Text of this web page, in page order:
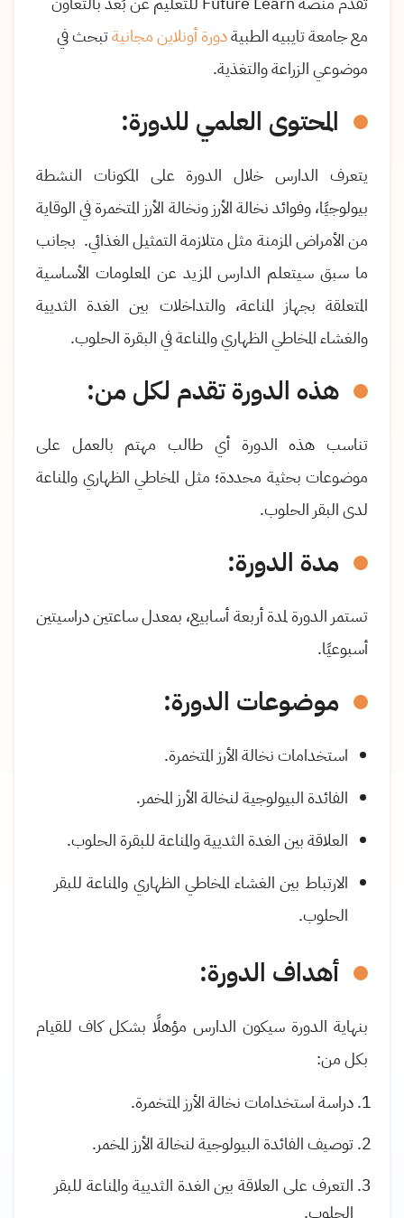
مع جامعة تايبيه الطبيةدورة أونلاين مجانيةتبحث في
موضوعي الزراعة والتغذية.
المحتوى العلمي للدورة:
يتعرف الدارس خلال الدورة على المكونات النشطة
بيولوجيًا، وفوائد نخالة الأرز ونخالة الأرز المتخمرة في الوقاية
من الأمراض المزمنة مثل متلازمة التمثيل الغذائي. بجانب
ما سبق سيتعلم الدارس المزيد عن المعلومات الأساسية
المتعلقة بجهاز المناعة، والتداخلات بين الغدة الثديية
والغشاء المخاطي الظهاري والمناعة في البقرة الحلوب.
هذه الدورة تقدم لكل من:
تناسب هذه الدورة أي طالب مهتم بالعمل على
موضوعات بحثية محددة؛ مثل المخاطي الظهاري والمناعة
لدى البقر الحلوب.
مدة الدورة:
تستمر الدورة لمدة أربعة أسابيع، بمعدل ساعتين دراسيتين
أسبوعيًا.
موضوعات الدورة:
استخدامات نخالة الأرز المتخمرة.
الفائدة البيولوجية لنخالة الأرز المخمر.
العلاقة بين الغدة الثديية والمناعة للبقرة الحلوب.
الارتباط بين الغشاء المخاطي الظهاري والمناعة للبقر
الحلوب.
أهداف الدورة:
بنهاية الدورة سيكون الدارس مؤهلًا بشكل كاف للقيام
بكل من:
دراسة استخدامات نخالة الأرز المتخمرة.
توصيف الفائدة البيولوجية لنخالة الأرز المخمر.
التعرف على العلاقة بين الغدة الثديية والمناعة للبقر
الحلوب.